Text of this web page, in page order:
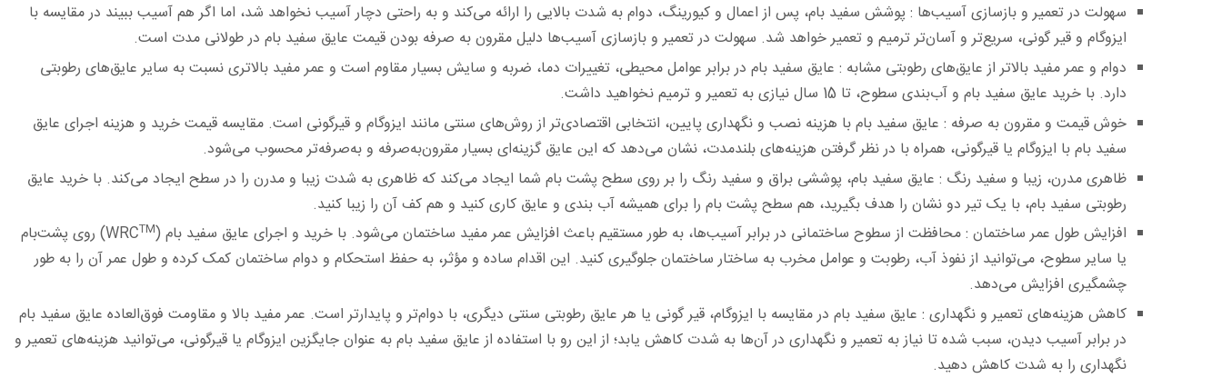
سهولت در تعمیر و بازسازی آسیب‌ها :پوشش سفید بام، پس از اعمال و کیورینگ، دوام به شدت بالایی را ارائه می‌کند و به راحتی دچار آسیب ‏نخواهد شد، اما اگر هم آسیب ببیند در مقایسه با
ایزوگام و قیر گونی، سریع‌تر و آسان‌تر ترمیم و تعمیر خواهد شد. سهولت در تعمیر و بازسازی ‏آسیب‌ها دلیل مقرون به صرفه بودن قیمت عایق سفید بام در طولانی مدت است.‏
دوام و عمر مفید بالاتر از عایق‌های رطوبتی مشابه :عایق سفید بام در برابر عوامل محیطی، تغییرات دما، ضربه و سایش بسیار مقاوم است و عمر مفید ‏بالاتری نسبت به سایر عایق‌های رطوبتی
دارد. با خرید عایق سفید بام و آب‌بندی سطوح، تا 15 سال نیازی به تعمیر و ترمیم نخواهید داشت.‏
خوش قیمت و مقرون به صرفه :عایق سفید بام با هزینه نصب و نگهداری پایین، انتخابی اقتصادی‌تر از روش‌های سنتی مانند ایزوگام و قیرگونی است. ‏مقایسه قیمت خرید و هزینه اجرای عایق
سفید بام با ایزوگام یا قیرگونی، همراه با در نظر گرفتن هزینه‌های بلندمدت، نشان می‌دهد که این عایق ‏گزینه‌ای بسیار مقرون‌به‌صرفه و به‌صرفه‌تر محسوب می‌شود.‏
ظاهری مدرن، زیبا و سفید رنگ :عایق سفید بام، پوششی براق و سفید رنگ را بر روی سطح پشت بام شما ایجاد می‌کند که ظاهری به شدت زیبا و ‏مدرن را در سطح ایجاد می‌کند. با خرید عایق
رطوبتی سفید بام، با یک تیر دو نشان را هدف بگیرید، هم سطح پشت بام را برای همیشه آب بندی و ‏عایق کاری کنید و هم کف آن را زیبا کنید.‏
افزایش طول عمر ساختمان :محافظت از سطوح ساختمانی در برابر آسیب‌ها، به طور مستقیم باعث افزایش عمر مفید ساختمان می‌شود. با خرید و ‏اجرای عایق سفید بام (WRCTM
) روی پشت‌بام
یا سایر سطوح، می‌توانید از نفوذ آب، رطوبت و عوامل مخرب به ساختار ساختمان جلوگیری کنید. این اقدام ‏ساده و مؤثر، به حفظ استحکام و دوام ساختمان کمک کرده و طول عمر آن را به طور
چشمگیری افزایش می‌دهد.‏
کاهش هزینه‌های تعمیر و نگهداری :عایق سفید بام در مقایسه با ایزوگام، قیر گونی یا هر عایق رطوبتی سنتی دیگری، با دوام‌تر و پایدارتر است. عمر ‏مفید بالا و مقاومت فوق‌العاده عایق سفید بام
در برابر آسیب دیدن، سبب شده تا نیاز به تعمیر و نگهداری در آن‌ها به شدت کاهش یابد؛ از این رو با ‏استفاده از عایق سفید بام به عنوان جایگزین ایزوگام یا قیرگونی، می‌توانید هزینه‌های تعمیر و
نگهداری را به شدت کاهش دهید.‏